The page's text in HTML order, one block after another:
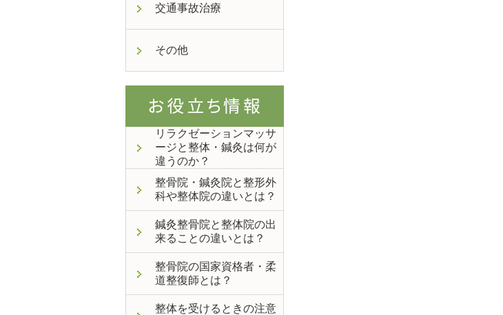
交通事故治療
その他
リラクゼーションマッサ
ージと整体・鍼灸は何が
違うのか？
整骨院・鍼灸院と整形外
科や整体院の違いとは？
鍼灸整骨院と整体院の出
来ることの違いとは？
整骨院の国家資格者・柔
道整復師とは？
整体を受けるときの注意